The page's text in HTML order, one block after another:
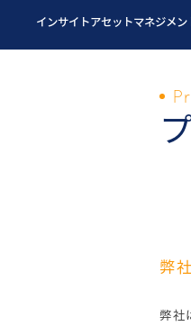
インサイトアセットマネジメン
弊
弊社